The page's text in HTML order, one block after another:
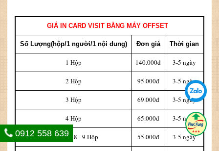
GIÁ IN CARD VISIT BẰNG MÁY OFFSET
Số Lượng(hộp/1 người/1 nội dung) Đơn giá Thời gian
1 Hộp 140.000đ 3-5 ngày
2 Hộp 95.000đ 3-5 ngày
3 Hộp 69.000đ 3-5 ngày
4 Hộp 65.000đ 3-5 ngày
5 - 6 - 7 - 8 - 9 Hộp 55.000đ 3-5 ngày
0912 558 639